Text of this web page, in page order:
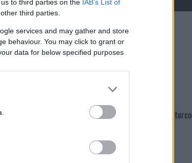
to third parties on the IAB’s List of
third parties.
services and may gather and store
behaviour. You may click to grant or
data for below specified purposes
–non
ruolo c’è
da
lei
anche
della
Mario Malu
Paolo Pinna
Martina Agostina Diturco